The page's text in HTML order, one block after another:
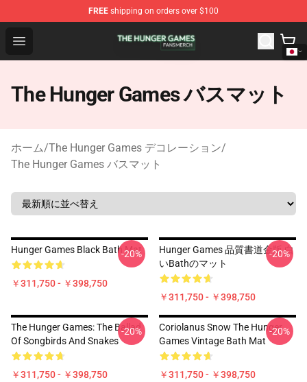
FREE shipping on orders over $100
Open menu
The Hunger Games Shop - Official The Hunger Games
The Hunger Games バスマット
ホーム/The Hunger Games デコレーション/
The Hunger Games バスマット
Hunger Games Black Bath Mat
￥311,750 - ￥398,750
-20%
Hunger Games 品質書道金版 白
いBathのマット
￥311,750 - ￥398,750
-20%
The Hunger Games: The Ballad
Of Songbirds And Snakes
￥311,750 - ￥398,750
-20%
Coriolanus Snow The Hunger
Games Vintage Bath Mat
￥311,750 - ￥398,750
-20%